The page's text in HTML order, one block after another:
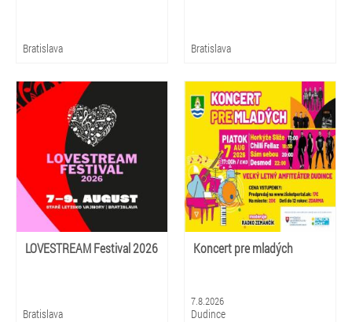
Bratislava Bratislava
LOVESTREAM Festival 2026
Bratislava
Koncert pre mladých
7.8.2026
Dudince